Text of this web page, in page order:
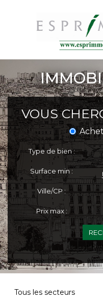
VOUS
Type de bien :
Surface min :
Ville/CP :
Prix max :
+
Tous les secteurs